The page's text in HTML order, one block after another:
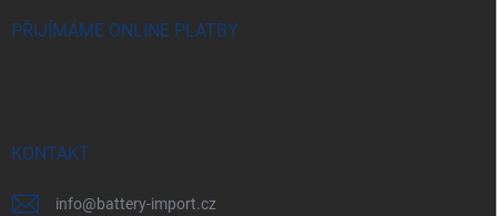
PŘIJÍMÁME ONLINE PLATBY
KONTAKT
info@battery-import.cz